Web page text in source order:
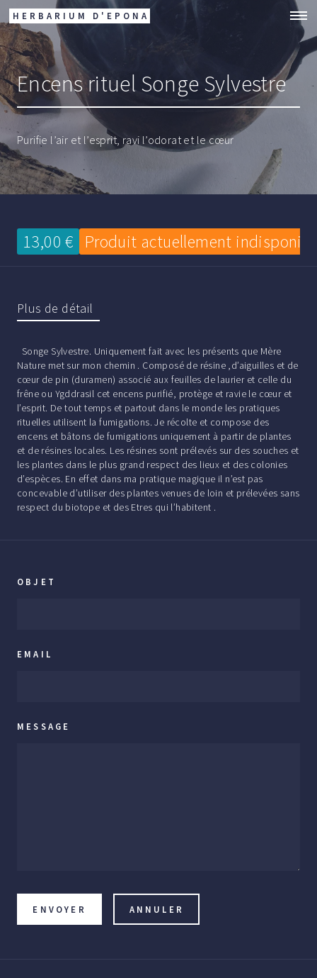
HERBARIUM D'EPONA
Encens rituel Songe Sylvestre
Purifie l’air et l’esprit, ravi l’odorat et le cœur
13,00 € Produit actuellement
Plus de détail
Songe Sylvestre. Uniquement fait avec les présents que Mère
Nature met sur mon chemin . Composé de résine ,d’aiguilles et de
cœur de pin (duramen) associé aux feuilles de laurier et celle du
frêne ou Ygddrasil cet encens purifié, protège et ravie le cœur et
l’esprit. De tout temps et partout dans le monde les pratiques
rituelles utilisent la fumigations. Je récolte et compose des
encens et bâtons de fumigations uniquement à partir de plantes
et de résines locales. Les résines sont prélevés sur des souches et
les plantes dans le plus grand respect des lieux et des colonies
d’espèces. En effet dans ma pratique magique il n’est pas
concevable d’utiliser des plantes venues de loin et prélevées sans
respect du biotope et des Etres qui l’habitent .
OBJET
EMAIL
MESSAGE